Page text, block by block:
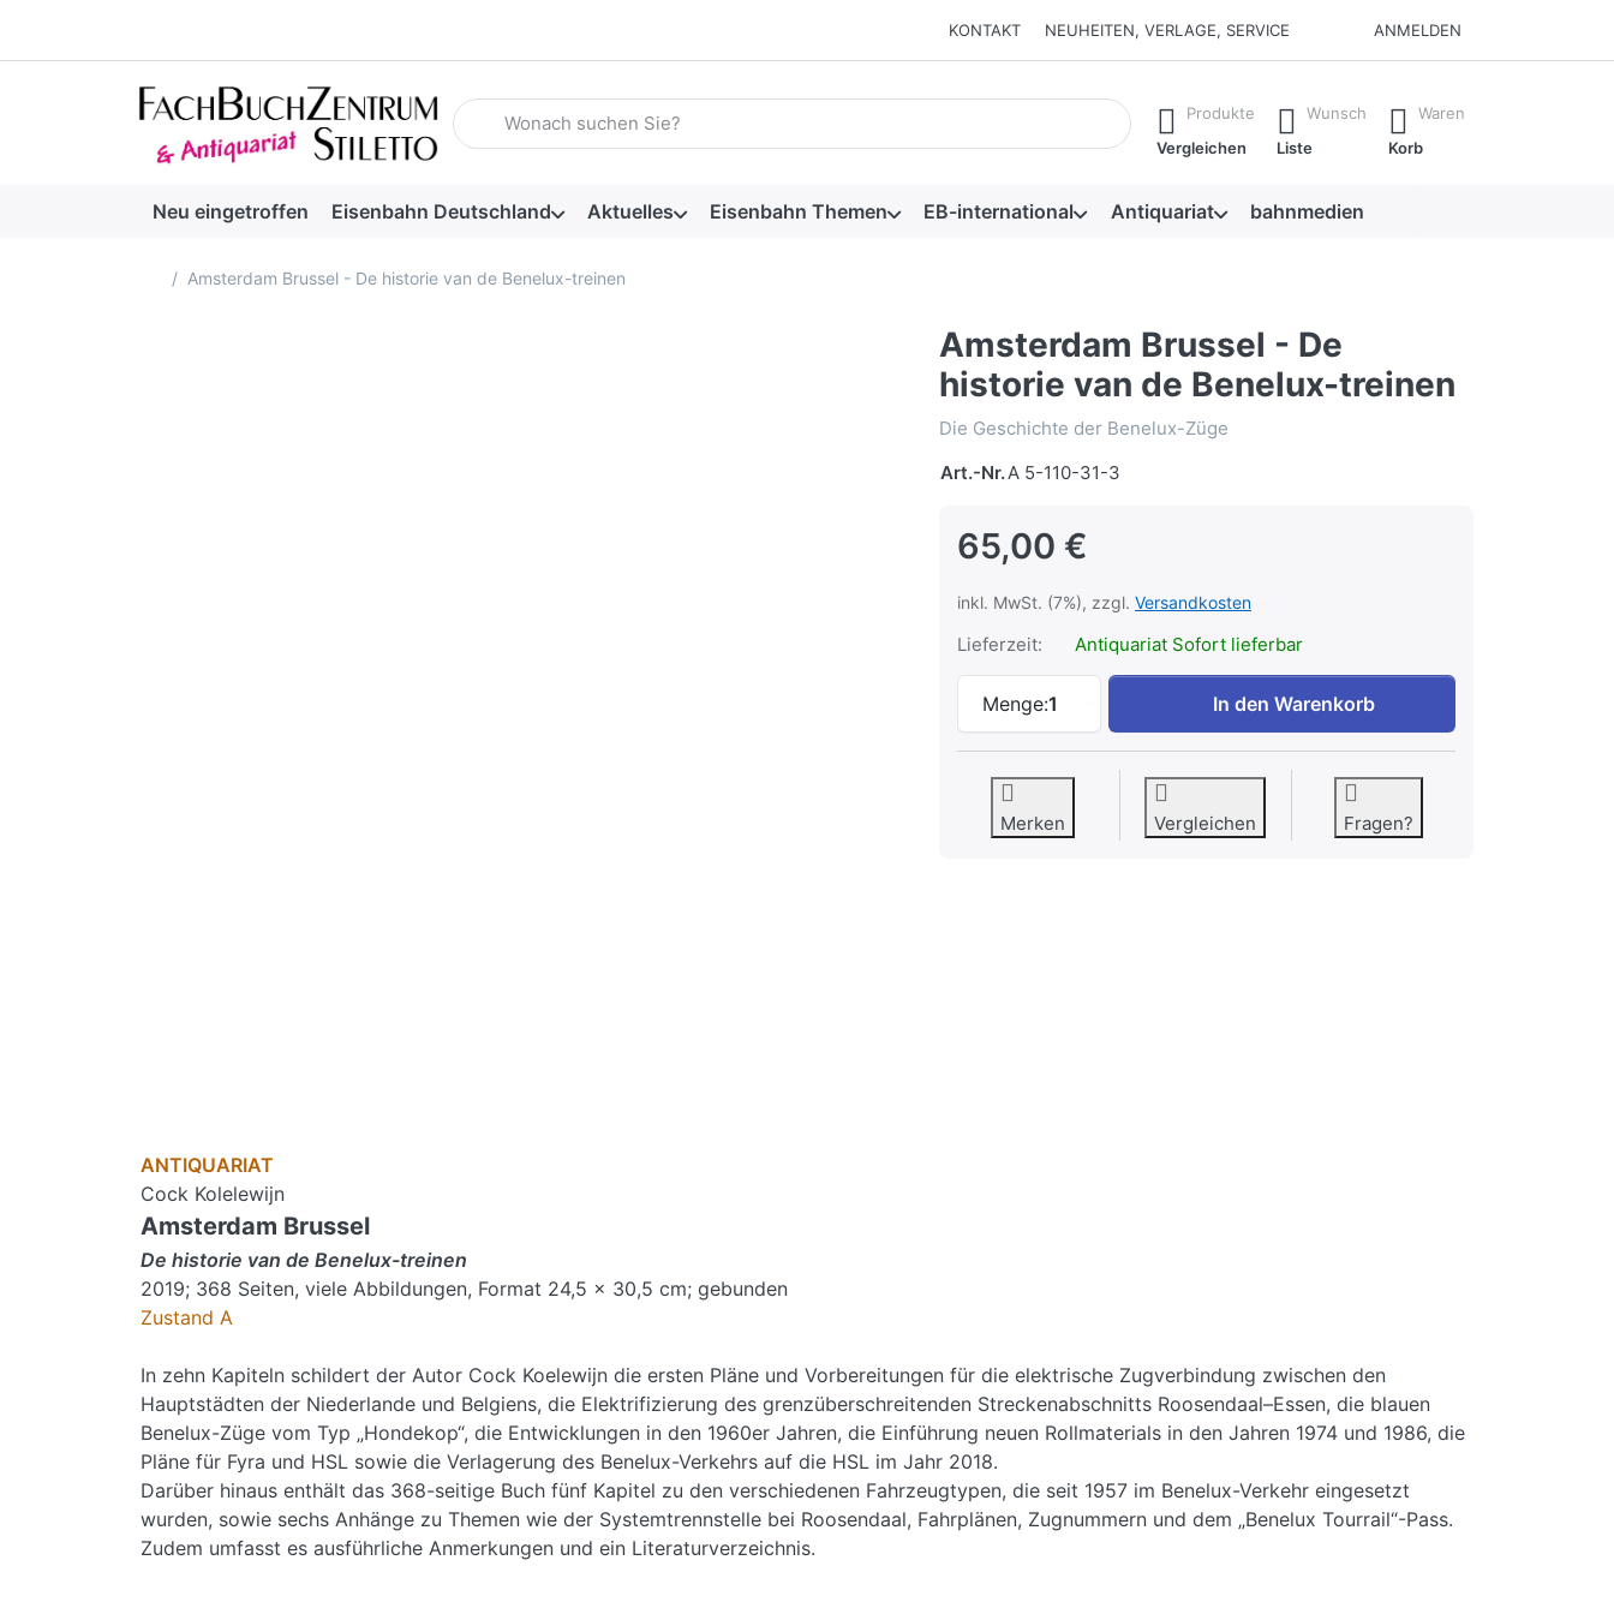
KONTAKT NEUHEITEN, VERLAGE, SERVICE ANMELDEN
Geben Sie einen Suchbegriff ein. Während Sie tippen, erscheinen automatisch erste Ergebnisse. Drücken Sie die Eingabetaste, um alle
Produkte
Vergleichen
Wunsch
Liste
Waren
Korb
Neu eingetroffen Eisenbahn Deutschland Aktuelles Eisenbahn Themen EB-international Antiquariat bahnmedien
Startseite
Amsterdam Brussel - De historie van de Benelux-treinen
Amsterdam Brussel - De
historie van de Benelux-treinen
Die Geschichte der Benelux-Züge
Art.-Nr.A 5-110-31-3
65,00 €
inkl. MwSt. (7%), zzgl. Versandkosten
Lieferzeit: Antiquariat Sofort lieferbar
Menge:1
Amsterdam Brussel - De historie van de Benelux-treinen
In den Warenkorb
Merken Vergleichen Fragen?
ANTIQUARIAT
Cock Kolelewijn
Amsterdam Brussel
De historie van de Benelux-treinen
2019; 368 Seiten, viele Abbildungen, Format 24,5 x 30,5 cm; gebunden
Zustand A
In zehn Kapiteln schildert der Autor Cock Koelewijn die ersten Pläne und Vorbereitungen für die elektrische Zugverbindung zwischen den
Hauptstädten der Niederlande und Belgiens, die Elektrifizierung des grenzüberschreitenden Streckenabschnitts Roosendaal–Essen, die blauen
Benelux-Züge vom Typ „Hondekop“, die Entwicklungen in den 1960er Jahren, die Einführung neuen Rollmaterials in den Jahren 1974 und 1986, die
Pläne für Fyra und HSL sowie die Verlagerung des Benelux-Verkehrs auf die HSL im Jahr 2018.
Darüber hinaus enthält das 368-seitige Buch fünf Kapitel zu den verschiedenen Fahrzeugtypen, die seit 1957 im Benelux-Verkehr eingesetzt
wurden, sowie sechs Anhänge zu Themen wie der Systemtrennstelle bei Roosendaal, Fahrplänen, Zugnummern und dem „Benelux Tourrail“-Pass.
Zudem umfasst es ausführliche Anmerkungen und ein Literaturverzeichnis.